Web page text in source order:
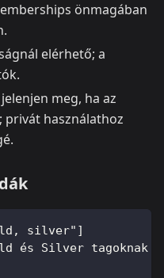
önmagában
elérhető; a
meg, ha az
privát használathoz
silver"]
és Silver tagoknak